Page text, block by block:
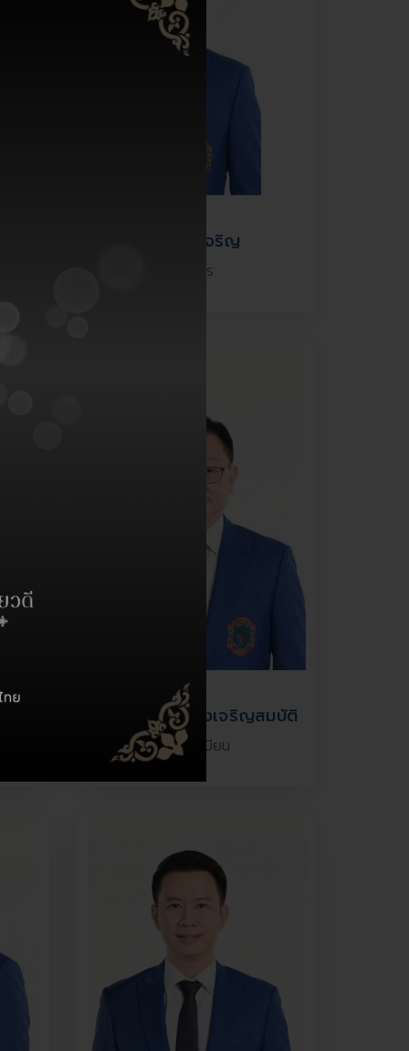
ศ.นพ.บุญชนะ พงษ์เจริญ
อุปนายกฝ่ายวิชาการ
ดร.นพ.วิรัตน์ คงเจริญสมบัติ
นายทะเบียน